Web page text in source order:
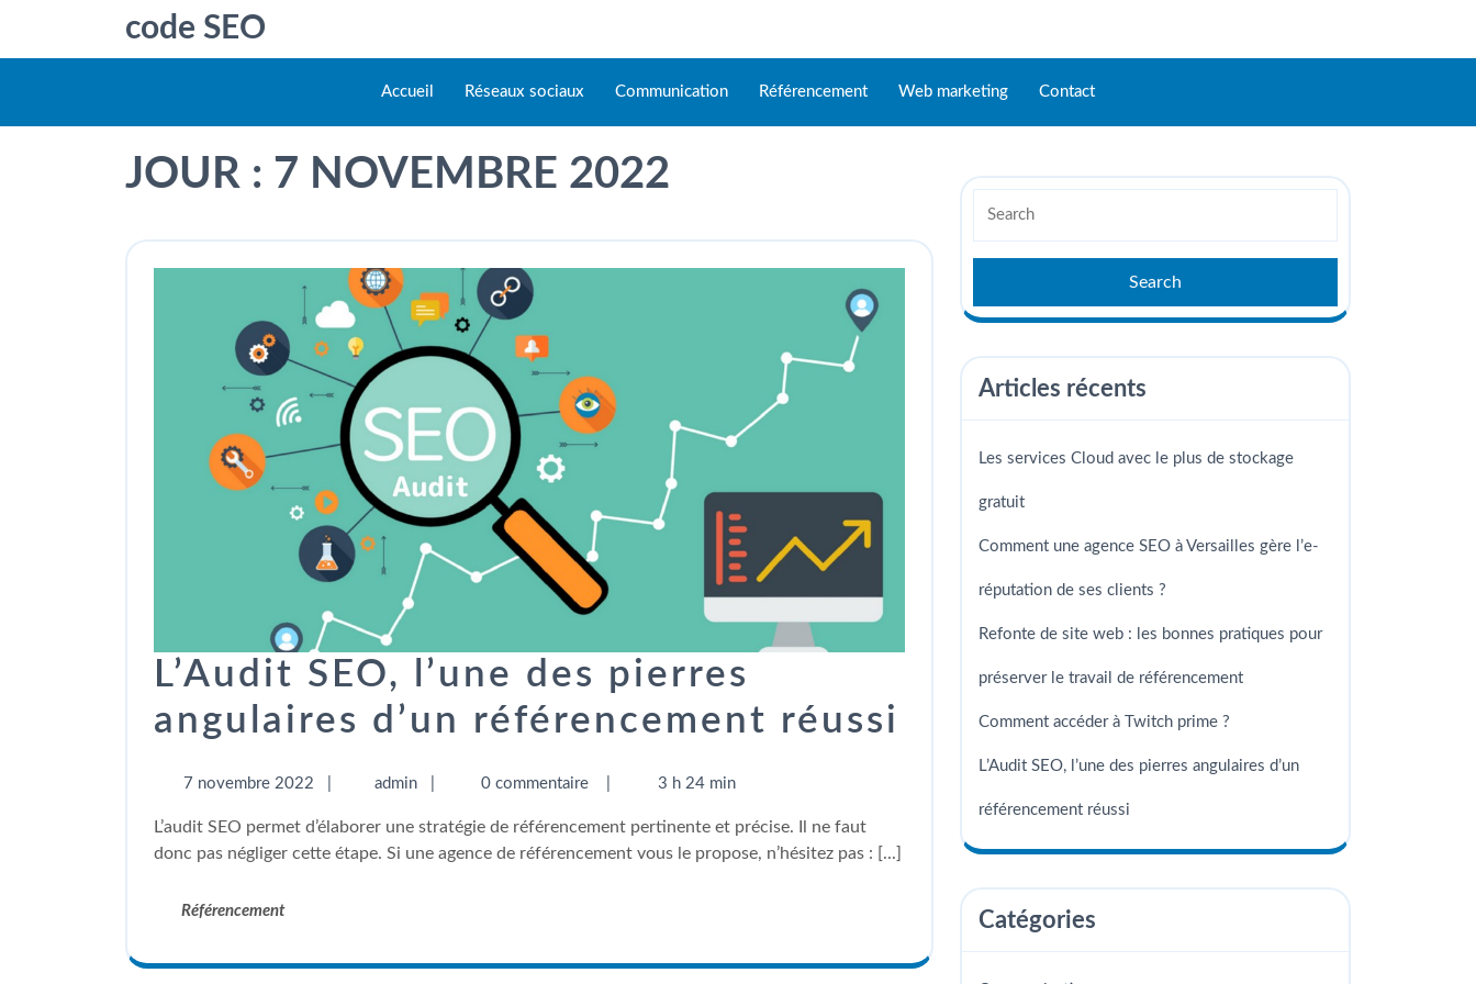
code SEO
Accueil Réseaux sociaux Communication Référencement Web marketing Contact
JOUR : 7 NOVEMBRE 2022
L’Audit SEO, l’une des pierres
angulaires d’un référencement réussi
7 novembre 2022 admin 0 commentaire 3 h 24 min
L’audit SEO permet d’élaborer une stratégie de référencement pertinente et précise. Il ne faut
donc pas négliger cette étape. Si une agence de référencement vous le propose, n’hésitez pas : [...]
Référencement
Articles récents
Les services Cloud avec le plus de stockage
gratuit
Comment une agence SEO à Versailles gère l’e-
réputation de ses clients ?
Refonte de site web : les bonnes pratiques pour
préserver le travail de référencement
Comment accéder à Twitch prime ?
L’Audit SEO, l’une des pierres angulaires d’un
référencement réussi
Catégories